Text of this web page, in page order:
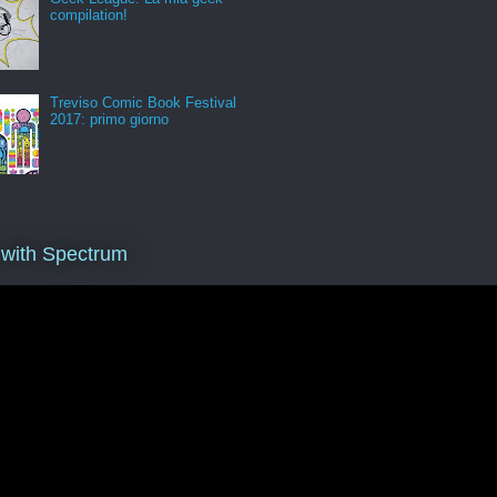
compilation!
Treviso Comic Book Festival
2017: primo giorno
Spectrum